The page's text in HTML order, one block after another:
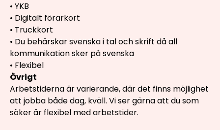
• YKB
• Digitalt förarkort
• Truckkort
• Du behärskar svenska i tal och skrift då all
kommunikation sker på svenska
• Flexibel
Övrigt
Arbetstiderna är varierande, där det finns möjlighet
att jobba både dag, kväll. Vi ser gärna att du som
söker är flexibel med arbetstider.